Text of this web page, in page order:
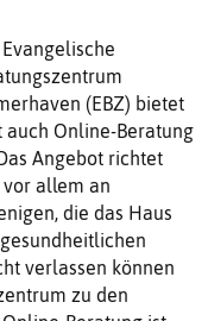
Evangelische
(EBZ) bietet
auch Online-Beratung
Angebot richtet
vor allem an
die das Haus
verlassen können
zu den